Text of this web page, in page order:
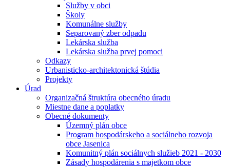
Služby v obci
Školy
Komunálne služby
Separovaný zber odpadu
Lekárska služba
Lekárska služba prvej pomoci
Odkazy
Urbanisticko-architektonická štúdia
Projekty
Úrad
Organizačná štruktúra obecného úradu
Miestne dane a poplatky
Obecné dokumenty
Územný plán obce
Program hospodárskeho a sociálneho rozvoja
obce Jasenica
Komunitný plán sociálnych služieb 2021 - 2030
Zásady hospodárenia s majetkom obce